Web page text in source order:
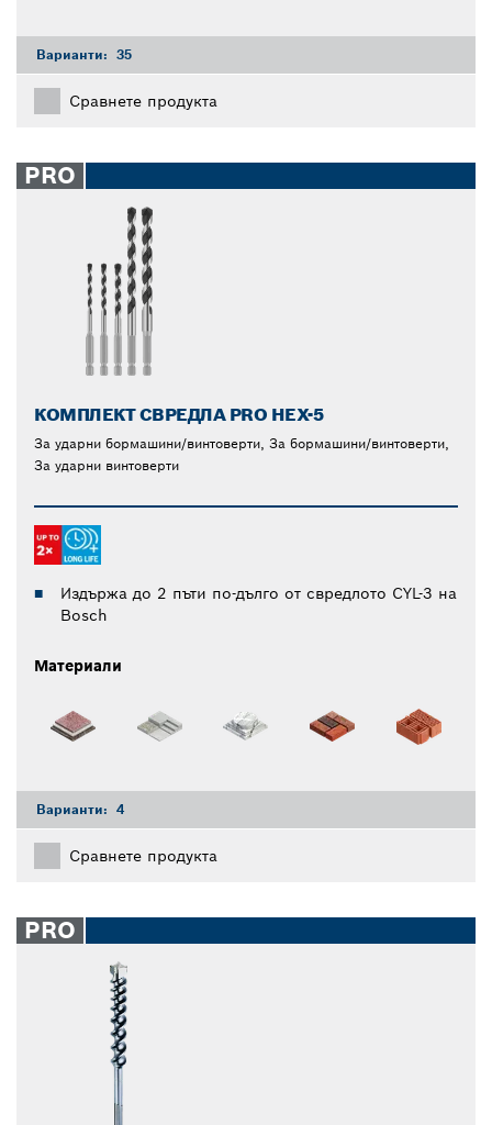
Варианти: 35
Сравнете продукта
PRO
КОМПЛЕКТ СВРЕДЛА PRO HEX-5
За ударни бормашини/винтоверти, За бормашини/винтоверти,
За ударни винтоверти
Издържа до 2 пъти по-дълго от свредлото CYL-3 на
Bosch
Материали
Варианти: 4
Сравнете продукта
PRO